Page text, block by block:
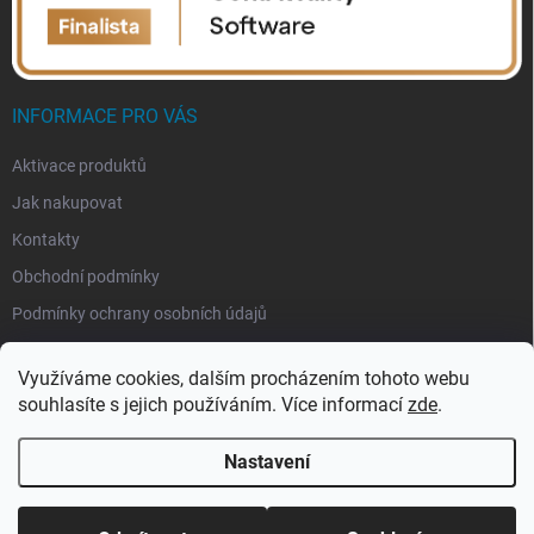
Využíváme cookies, dalším procházením tohoto webu
souhlasíte s jejich používáním. Více informací zde.
Nastavení
INFORMACE PRO VÁS
Aktivace produktů
Jak nakupovat
Kontakty
Obchodní podmínky
Podmínky ochrany osobních údajů
Copyright 2026eSoftis.cz. Všechna práva vyhrazena.Upravit nastavení